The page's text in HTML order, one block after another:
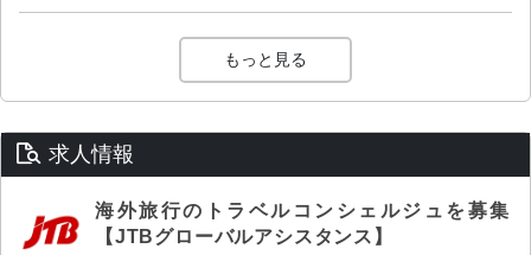
もっと見る
求人情報
海外旅行のトラベルコンシェルジュを募集
【JTBグローバルアシスタンス】